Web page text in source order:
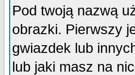
Pod twoją nazwą
obrazki. Pierwszy
gwiazdek lub
lub jaki masz na